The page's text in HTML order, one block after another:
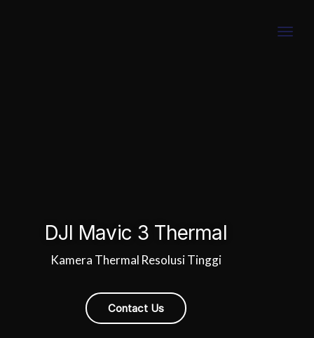
DJI Mavic 3 Thermal
Kamera Thermal Resolusi Tinggi
Contact Us